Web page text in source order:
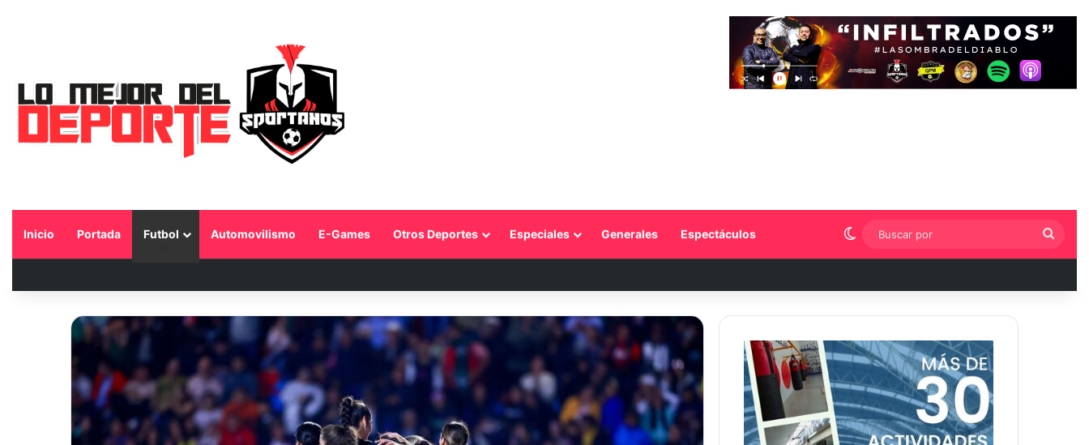
Inicio Portada Futbol Automovilismo E-Games Otros Deportes Especiales Generales Espectáculos Switch skin
por